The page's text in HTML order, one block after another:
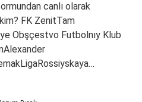
canlı olarak
FK ZenitTam
Obşçestvo Futbolnıy Klub